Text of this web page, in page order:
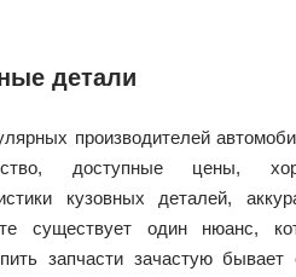
детали
производителей
доступные цены,
кузовных деталей,
существует один нюанс,
запчасти зачастую бывает